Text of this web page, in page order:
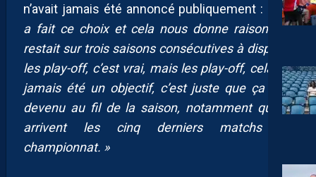
n’avait jamais été annoncé publiquement :
« On
a fait ce choix et cela nous donne raison. On
restait sur trois saisons consécutives à disputer
les play-off, c’est vrai, mais les play-off, cela n’a
jamais été un objectif, c’est juste que ça l’est
devenu au fil de la saison, notamment quand
arrivent les cinq derniers matchs de
championnat. »